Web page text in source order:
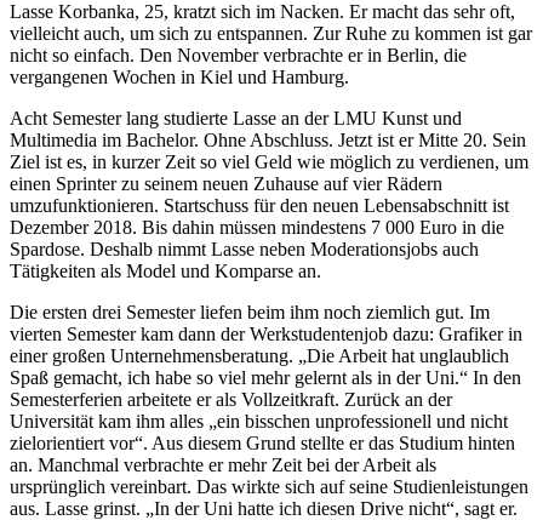
Lasse Korbanka, 25, kratzt sich im Nacken. Er macht das sehr oft,
vielleicht auch, um sich zu entspannen. Zur Ruhe zu kommen ist gar
nicht so einfach. Den November verbrachte er in Berlin, die
vergangenen Wochen in Kiel und Hamburg.
Acht Semester lang studierte Lasse an der LMU Kunst und
Multimedia im Bachelor. Ohne Abschluss. Jetzt ist er Mitte 20. Sein
Ziel ist es, in kurzer Zeit so viel Geld wie möglich zu verdienen, um
einen Sprinter zu seinem neuen Zuhause auf vier Rädern
umzufunktionieren. Startschuss für den neuen Lebensabschnitt ist
Dezember 2018. Bis dahin müssen mindestens 7 000 Euro in die
Spardose. Deshalb nimmt Lasse neben Moderationsjobs auch
Tätigkeiten als Model und Komparse an.
Die ersten drei Semester liefen beim ihm noch ziemlich gut. Im
vierten Semester kam dann der Werkstudentenjob dazu: Grafiker in
einer großen Unternehmensberatung. „Die Arbeit hat unglaublich
Spaß gemacht, ich habe so viel mehr gelernt als in der Uni.“ In den
Semesterferien arbeitete er als Vollzeitkraft. Zurück an der
Universität kam ihm alles „ein bisschen unprofessionell und nicht
zielorientiert vor“. Aus diesem Grund stellte er das Studium hinten
an. Manchmal verbrachte er mehr Zeit bei der Arbeit als
ursprünglich vereinbart. Das wirkte sich auf seine Studienleistungen
aus. Lasse grinst. „In der Uni hatte ich diesen Drive nicht“, sagt er.